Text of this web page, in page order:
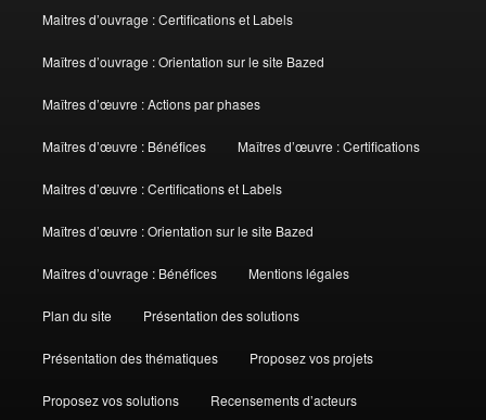
Maitres d’ouvrage : Certifications et Labels
Maîtres d’ouvrage : Orientation sur le site Bazed
Maîtres d’œuvre : Actions par phases
Maîtres d’œuvre : Bénéfices Maîtres d’œuvre : Certifications
Maitres d’œuvre : Certifications et Labels
Maîtres d’œuvre : Orientation sur le site Bazed
Maîtres d’ouvrage : Bénéfices Mentions légales
Plan du site Présentation des solutions
Présentation des thématiques Proposez vos projets
Proposez vos solutions Recensements d’acteurs